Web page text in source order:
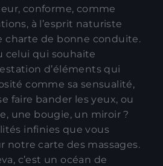
conforme, comme
à l’esprit naturiste
charte de bonne conduite.
celui qui souhaite
d’éléments qui
comme sa sensualité,
faire bander les yeux, ou
une bougie, un miroir ?
infinies que vous
notre carte des massages.
c’est un océan de